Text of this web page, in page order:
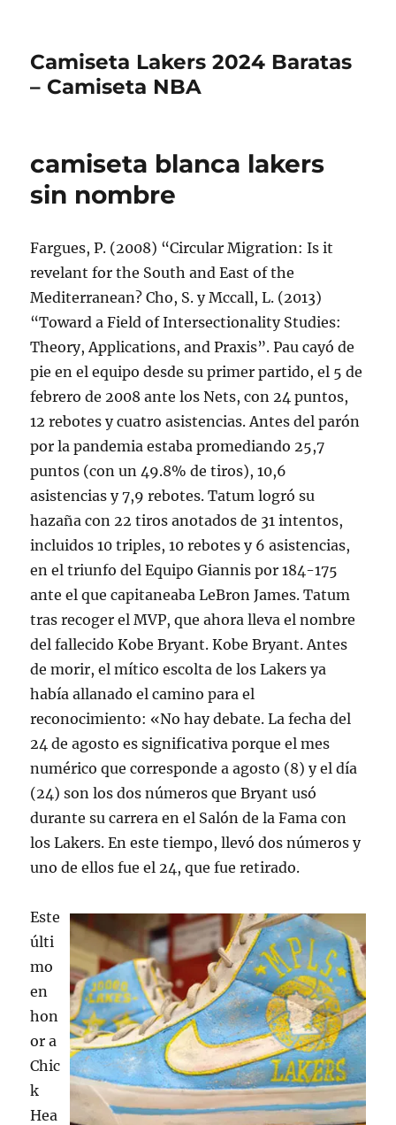
Camiseta Lakers 2024 Baratas
– Camiseta NBA
camiseta blanca lakers
sin nombre
Fargues, P. (2008) “Circular Migration: Is it
revelant for the South and East of the
Mediterranean? Cho, S. y Mccall, L. (2013)
“Toward a Field of Intersectionality Studies:
Theory, Applications, and Praxis”. Pau cayó de
pie en el equipo desde su primer partido, el 5 de
febrero de 2008 ante los Nets, con 24 puntos,
12 rebotes y cuatro asistencias. Antes del parón
por la pandemia estaba promediando 25,7
puntos (con un 49.8% de tiros), 10,6
asistencias y 7,9 rebotes. Tatum logró su
hazaña con 22 tiros anotados de 31 intentos,
incluidos 10 triples, 10 rebotes y 6 asistencias,
en el triunfo del Equipo Giannis por 184-175
ante el que capitaneaba LeBron James. Tatum
tras recoger el MVP, que ahora lleva el nombre
del fallecido Kobe Bryant. Kobe Bryant. Antes
de morir, el mítico escolta de los Lakers ya
había allanado el camino para el
reconocimiento: «No hay debate. La fecha del
24 de agosto es significativa porque el mes
numérico que corresponde a agosto (8) y el día
(24) son los dos números que Bryant usó
durante su carrera en el Salón de la Fama con
los Lakers. En este tiempo, llevó dos números y
uno de ellos fue el 24, que fue retirado.
Este
últi
mo
en
hon
or a
Chic
k
Hea